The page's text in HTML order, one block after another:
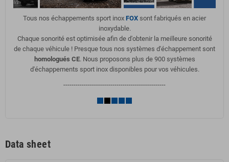
Tous nos échappements sport inox FOX sont fabriqués en acier
inoxydable.
Chaque sonorité est optimisée afin de d'obtenir la meilleure sonorité
de chaque véhicule ! Presque tous nos systèmes d'échappement sont
homologués CE. Nous proposons plus de 900 systèmes
d'échappements sport inox disponibles pour vos véhicules.
--------------------------------------------------
Data sheet